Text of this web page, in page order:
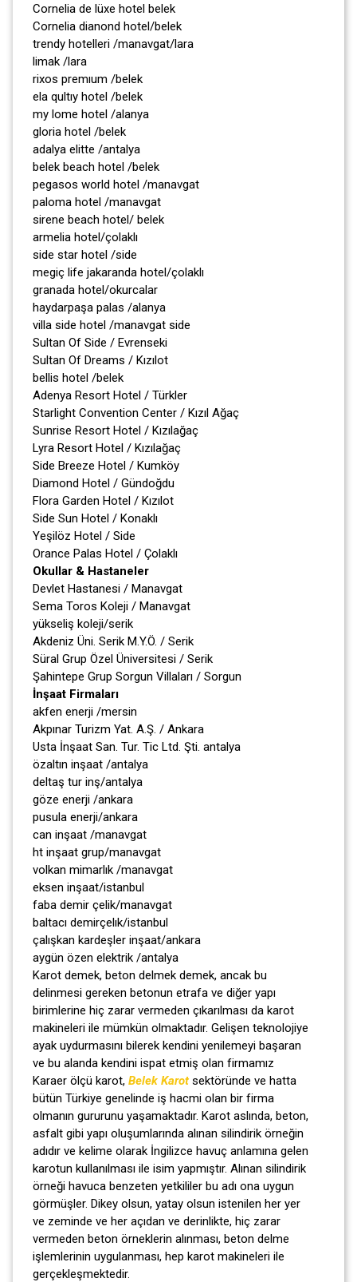
Cornelia de lüxe hotel belek
Cornelia dianond hotel/belek
trendy hotelleri /manavgat/lara
limak /lara
rixos premıum /belek
ela qultıy hotel /belek
my lome hotel /alanya
gloria hotel /belek
adalya elitte /antalya
belek beach hotel /belek
pegasos world hotel /manavgat
paloma hotel /manavgat
sirene beach hotel/ belek
armelia hotel/çolaklı
side star hotel /side
megiç life jakaranda hotel/çolaklı
granada hotel/okurcalar
haydarpaşa palas /alanya
villa side hotel /manavgat side
Sultan Of Side / Evrenseki
Sultan Of Dreams / Kızılot
bellis hotel /belek
Adenya Resort Hotel / Türkler
Starlight Convention Center / Kızıl Ağaç
Sunrise Resort Hotel / Kızılağaç
Lyra Resort Hotel / Kızılağaç
Side Breeze Hotel / Kumköy
Diamond Hotel / Gündoğdu
Flora Garden Hotel / Kızılot
Side Sun Hotel / Konaklı
Yeşilöz Hotel / Side
Orance Palas Hotel / Çolaklı
Okullar & Hastaneler
Devlet Hastanesi / Manavgat
Sema Toros Koleji / Manavgat
yükseliş koleji/serik
Akdeniz Üni. Serik M.Y.Ö. / Serik
Süral Grup Özel Üniversitesi / Serik
Şahintepe Grup Sorgun Villaları / Sorgun
İnşaat Firmaları
akfen enerji /mersin
Akpınar Turizm Yat. A.Ş. / Ankara
Usta İnşaat San. Tur. Tic Ltd. Şti. antalya
özaltın inşaat /antalya
deltaş tur inş/antalya
göze enerji /ankara
pusula enerji/ankara
can inşaat /manavgat
ht inşaat grup/manavgat
volkan mimarlık /manavgat
eksen inşaat/istanbul
faba demir çelik/manavgat
baltacı demirçelık/istanbul
çalışkan kardeşler inşaat/ankara
aygün özen elektrik /antalya
Karot demek, beton delmek demek, ancak bu
delinmesi gereken betonun etrafa ve diğer yapı
birimlerine hiç zarar vermeden çıkarılması da karot
makineleri ile mümkün olmaktadır. Gelişen teknolojiye
ayak uydurmasını bilerek kendini yenilemeyi başaran
ve bu alanda kendini ispat etmiş olan firmamız
Karaer ölçü karot, Belek Karotsektöründe ve hatta
bütün Türkiye genelinde iş hacmi olan bir firma
olmanın gururunu yaşamaktadır. Karot aslında, beton,
asfalt gibi yapı oluşumlarında alınan silindirik örneğin
adıdır ve kelime olarak İngilizce havuç anlamına gelen
karotun kullanılması ile isim yapmıştır. Alınan silindirik
örneği havuca benzeten yetkililer bu adı ona uygun
görmüşler. Dikey olsun, yatay olsun istenilen her yer
ve zeminde ve her açıdan ve derinlikte, hiç zarar
vermeden beton örneklerin alınması, beton delme
işlemlerinin uygulanması, hep karot makineleri ile
gerçekleşmektedir.